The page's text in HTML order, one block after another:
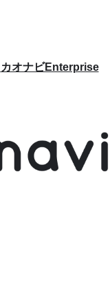
カオナビEnterprise